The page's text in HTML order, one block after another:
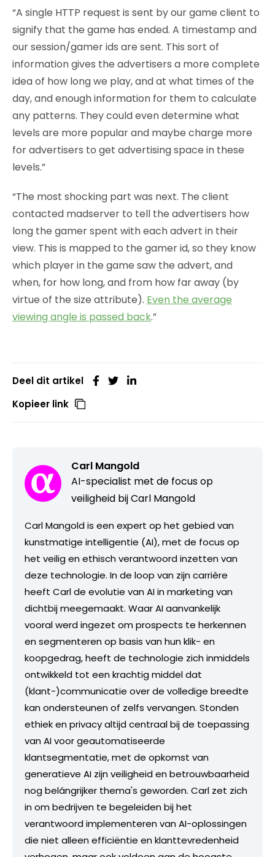
“A single HTTP request is sent by our game client to
signify that the game has ended. A timestamp and
our session/gamer ids are sent. This sort of
information gives the advertisers a more complete
idea of how long we play, and at what times of the
day, and enough information for them to calculate
any patterns. They could even determine what
levels are more popular and maybe charge more
for advertisers to get advertising space in these
levels.”
“The most shocking part was next. The client
contacted madserver to tell the advertisers how
long the gamer spent with each advert in their
view. This is mapped to the gamer id, so they know
which player in the game saw the advert, and
when, for how long, and from how far away (by
virtue of the size attribute). Even the average
viewing angle is passed back.”
Deel dit artikel
Kopieer link
Carl Mangold
AI-specialist met de focus op
veiligheid bij Carl Mangold
Carl Mangold is een expert op het gebied van
kunstmatige intelligentie (AI), met de focus op
het veilig en ethisch verantwoord inzetten van
deze technologie. In de loop van zijn carrière
heeft Carl de evolutie van AI in marketing van
dichtbij meegemaakt. Waar AI aanvankelijk
vooral werd ingezet om prospects te herkennen
en segmenteren op basis van hun klik- en
koopgedrag, heeft de technologie zich inmiddels
ontwikkeld tot een krachtig middel dat
(klant-)communicatie over de volledige breedte
kan ondersteunen of zelfs vervangen. Stonden
ethiek en privacy altijd centraal bij de toepassing
van AI voor geautomatiseerde
klantsegmentatie, met de opkomst van
generatieve AI zijn veiligheid en betrouwbaarheid
nog belángrijker thema's geworden. Carl zet zich
in om bedrijven te begeleiden bij het
verantwoord implementeren van AI-oplossingen
die niet alleen efficiëntie en klanttevredenheid